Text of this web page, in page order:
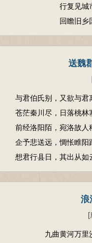
行复见城
回瞻旧乡
送魏
与君伯氏别，又欲与君
苍茫秦川尽，日落桃林
前经洛阳陌，宛洛故人
企予悲送远，惆怅睢阳
想君行县日，其出从如
浪
[
九曲黄河万里